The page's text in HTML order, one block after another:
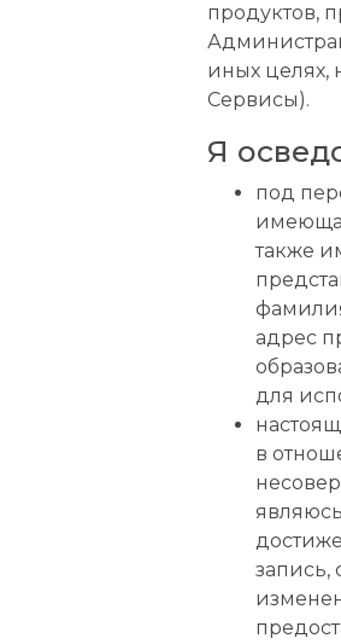
продуктов,
иных целях,
Сервисы).
Я
под
также
адрес
для
в
запись,